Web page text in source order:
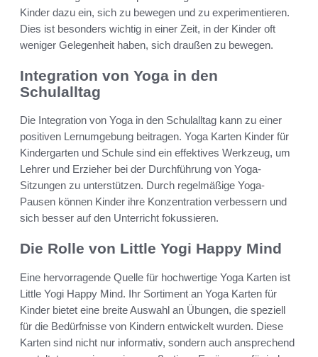
Kinder dazu ein, sich zu bewegen und zu experimentieren.
Dies ist besonders wichtig in einer Zeit, in der Kinder oft
weniger Gelegenheit haben, sich draußen zu bewegen.
Integration von Yoga in den
Schulalltag
Die Integration von Yoga in den Schulalltag kann zu einer
positiven Lernumgebung beitragen. Yoga Karten Kinder für
Kindergarten und Schule sind ein effektives Werkzeug, um
Lehrer und Erzieher bei der Durchführung von Yoga-
Sitzungen zu unterstützen. Durch regelmäßige Yoga-
Pausen können Kinder ihre Konzentration verbessern und
sich besser auf den Unterricht fokussieren.
Die Rolle von Little Yogi Happy Mind
Eine hervorragende Quelle für hochwertige Yoga Karten ist
Little Yogi Happy Mind. Ihr Sortiment an Yoga Karten für
Kinder bietet eine breite Auswahl an Übungen, die speziell
für die Bedürfnisse von Kindern entwickelt wurden. Diese
Karten sind nicht nur informativ, sondern auch ansprechend